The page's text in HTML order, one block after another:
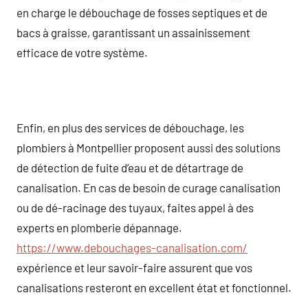
en charge le débouchage de fosses septiques et de
bacs à graisse, garantissant un assainissement
efficace de votre système.
Enfin, en plus des services de débouchage, les
plombiers à Montpellier proposent aussi des solutions
de détection de fuite d’eau et de détartrage de
canalisation. En cas de besoin de curage canalisation
ou de dé-racinage des tuyaux, faites appel à des
experts en plomberie dépannage.
https://www.debouchages-canalisation.com/
expérience et leur savoir-faire assurent que vos
canalisations resteront en excellent état et fonctionnel.